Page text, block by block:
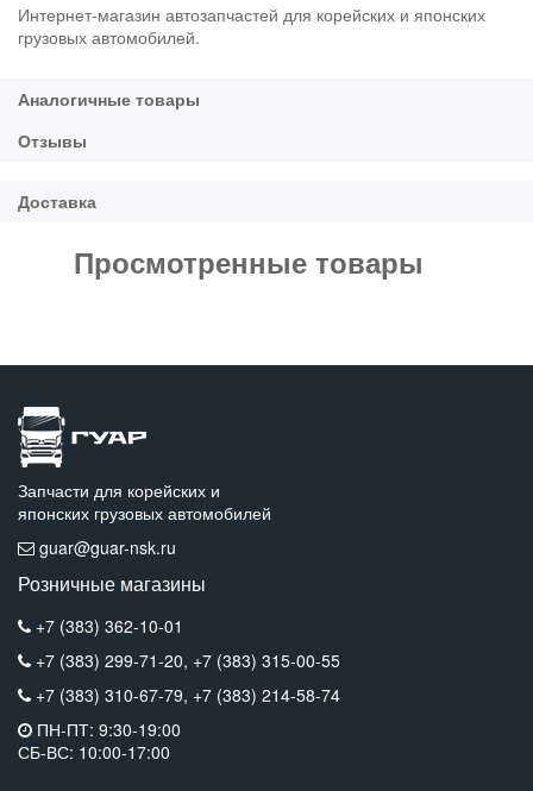
Интернет-магазин автозапчастей для корейских и японских
грузовых автомобилей.
Просмотренные товары
Запчасти для корейских и
японских грузовых автомобилей
guar@guar-nsk.ru
Розничные магазины
+7 (383) 362-10-01
+7 (383) 299-71-20, +7 (383) 315-00-55
+7 (383) 310-67-79, +7 (383) 214-58-74
ПН-ПТ: 9:30-19:00
СБ-ВС: 10:00-17:00